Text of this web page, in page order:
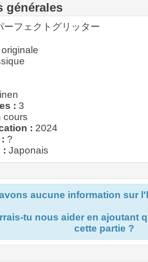
générales
ーフェクトグリッター
: 3
cours
: 2024
?
: Japonais
aucune information sur
tu nous aider en ajoutant
cette partie ?